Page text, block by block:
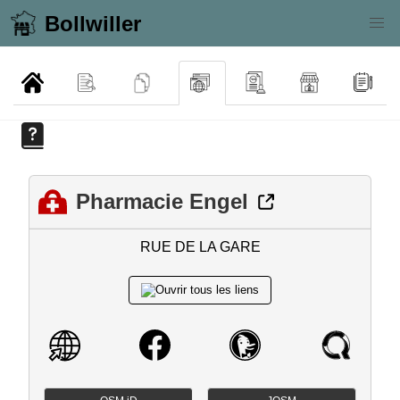
Bollwiller
Pharmacie Engel
RUE DE LA GARE